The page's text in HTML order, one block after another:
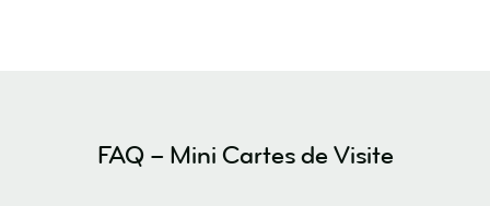
FAQ – Mini Cartes de Visite